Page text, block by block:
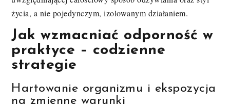
życia, a nie pojedynczym, izolowanym działaniem.
Jak wzmacniać odporność w
praktyce – codzienne
strategie
Hartowanie organizmu i ekspozycja
na zmienne warunki